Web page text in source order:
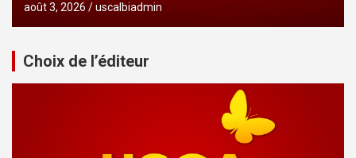
août 3, 2026 uscalbiadmin
Choix de l’éditeur